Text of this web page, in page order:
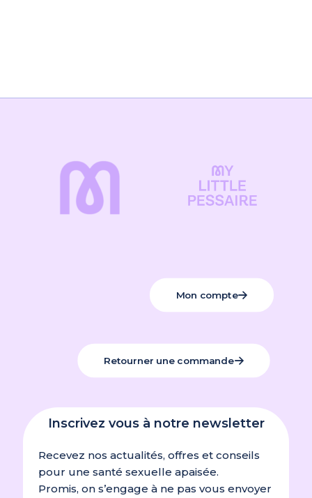
Mon compte
Retourner une commande
Inscrivez vous à notre newsletter
Recevez nos actualités, offres et conseils
pour une santé sexuelle apaisée.
Promis, on s’engage à ne pas vous envoyer